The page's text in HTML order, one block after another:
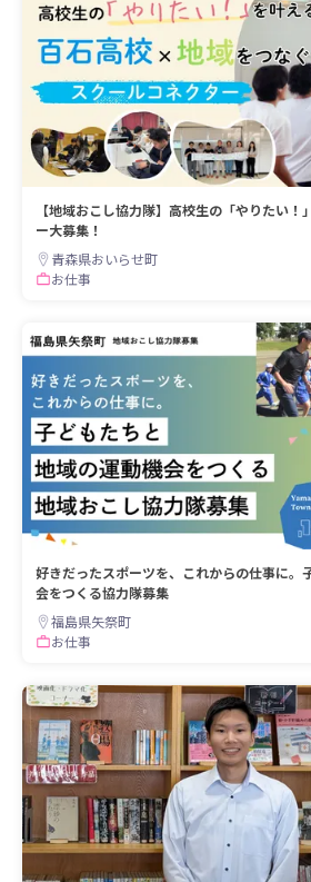
【地域おこし協力隊】高校生の「やりたい
ー大募集！
青森県おいらせ町
お仕事
好きだったスポーツを、これからの仕事に。
会をつくる協力隊募集
福島県矢祭町
お仕事